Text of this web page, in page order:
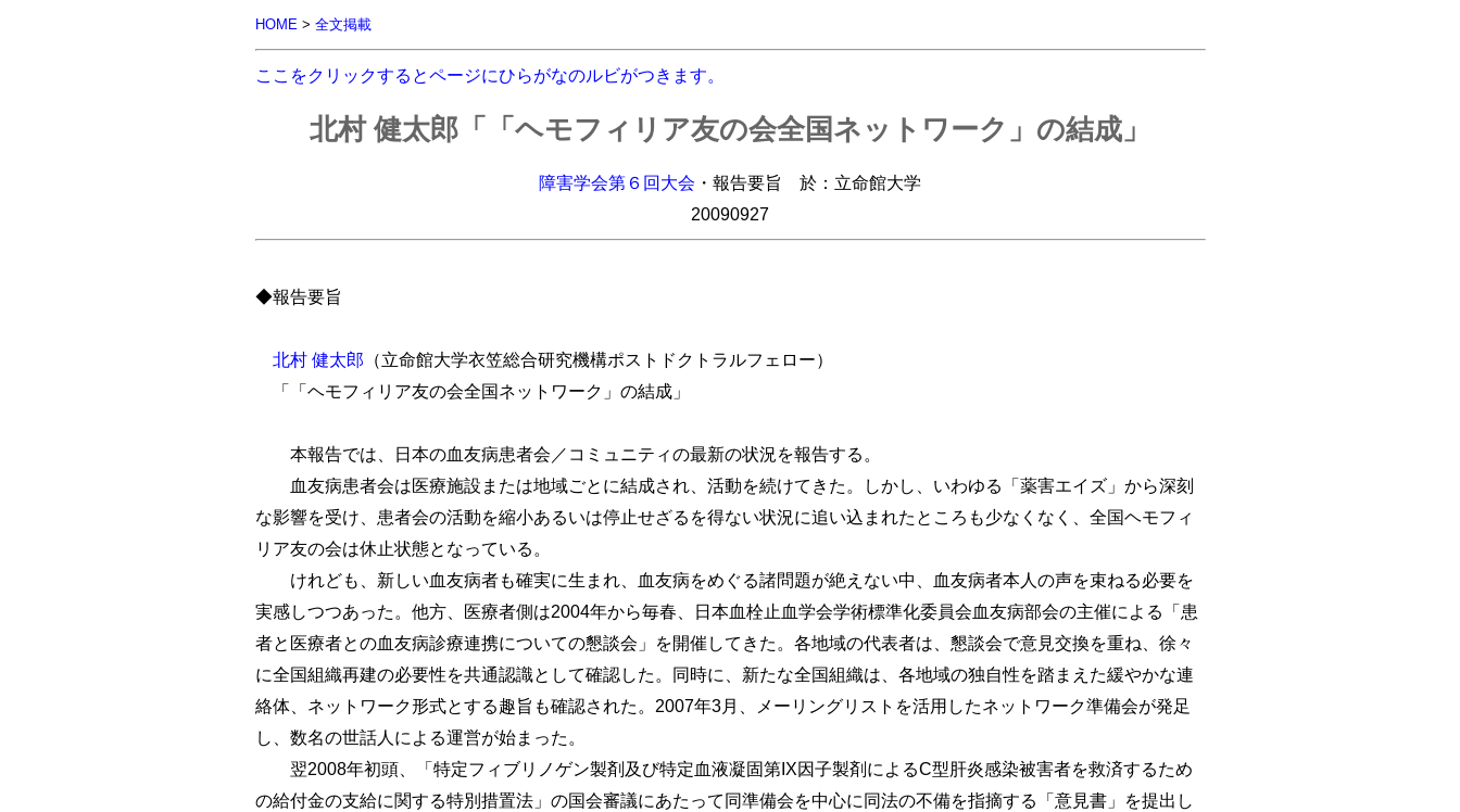
HOME> 全文掲載
ここをクリックするとページにひらがなのルビがつきます。
北村 健太郎「「ヘモフィリア友の会全国ネットワーク」の結成」
障害学会第６回大会 ・報告要旨 於：立命館大学
20090927
◆報告要旨
北村 健太郎 （立命館大学衣笠総合研究機構ポストドクトラルフェロー）
「「ヘモフィリア友の会全国ネットワーク」の結成」
本報告では、日本の血友病患者会／コミュニティの最新の状況を報告する。
血友病患者会は医療施設または地域ごとに結成され、活動を続けてきた。しかし、いわゆる「薬害エイズ」から深刻
な影響を受け、患者会の活動を縮小あるいは停止せざるを得ない状況に追い込まれたところも少なくなく、全国ヘモフィ
リア友の会は休止状態となっている。
けれども、新しい血友病者も確実に生まれ、血友病をめぐる諸問題が絶えない中、血友病者本人の声を束ねる必要を
実感しつつあった。他方、医療者側は2004年から毎春、日本血栓止血学会学術標準化委員会血友病部会の主催による「患
者と医療者との血友病診療連携についての懇談会」を開催してきた。各地域の代表者は、懇談会で意見交換を重ね、徐々
に全国組織再建の必要性を共通認識として確認した。同時に、新たな全国組織は、各地域の独自性を踏まえた緩やかな連
絡体、ネットワーク形式とする趣旨も確認された。2007年3月、メーリングリストを活用したネットワーク準備会が発足
し、数名の世話人による運営が始まった。
翌2008年初頭、「特定フィブリノゲン製剤及び特定血液凝固第IX因子製剤によるC型肝炎感染被害者を救済するため
の給付金の支給に関する特別措置法」の国会審議にあたって同準備会を中心に同法の不備を指摘する「意見書」を提出し